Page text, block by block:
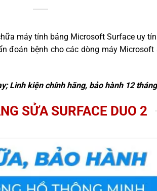
máy tính bảng Microsoft Surface uy tín
đoán bệnh cho các dòng máy
Linh kiện chính hãng, bảo hành 12
SỬA SURFACE DUO 2